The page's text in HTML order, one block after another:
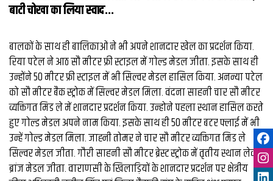
बाटी चोखा का लिया स्वाद...
बालकों के साथ ही बालिकाओं ने भी अपने शानदार खेल का प्रदर्शन किया.
रिया पटेल ने आठ सौ मीटर फ्री स्टाइल में गोल्ड मेडल जीता. इसके साथ ही
उन्होंने 50 मीटर फ्री स्टाइल में भी सिल्वर मेडल हासिल किया. अनन्या पटेल
को सौ मीटर बैक स्ट्रोक में सिल्वर मेडल मिला. वंदना साहनी चार सौ मीटर
व्यक्तिगत मिड ले में शानदार प्रदर्शन किया. उन्होने पहला स्थान हासिल करते
हुए गोल्ड मेडल अपने नाम किया. इसके साथ ही 50 मीटर बटर फ्लाई में भी
उन्हें गोल्ड मेडल मिला. जाह्नी तोमर ने चार सौ मीटर व्यक्तिगत मिड ले
सिल्वर मेडल जीता. गौरी साहनी सौ मीटर ब्रेस्ट स्ट्रोक में तृतीय स्थान लेकर
ब्रांज मेडल जीता. वाराणसी के खिलाड़ियों के शानदार प्रदर्शन पर क्षेत्रीय